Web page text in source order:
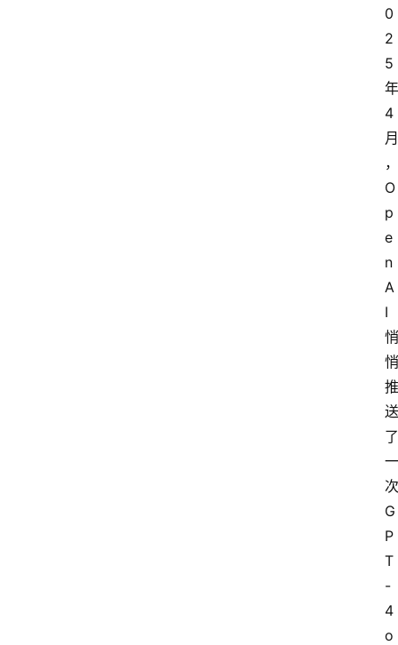
0
2
5
年
4
月
，
O
p
e
n
A
I
悄
悄
推
送
了
一
次
G
P
T
-
4
o